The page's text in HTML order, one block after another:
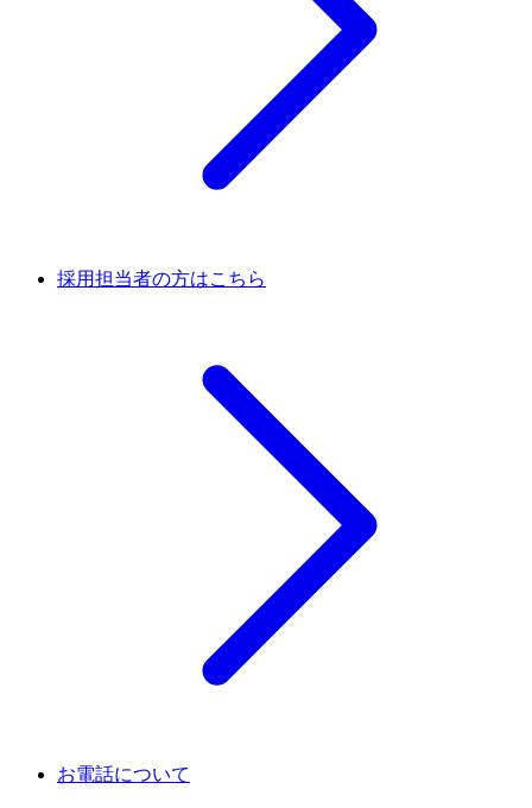
採用担当者の方はこちら
お電話について